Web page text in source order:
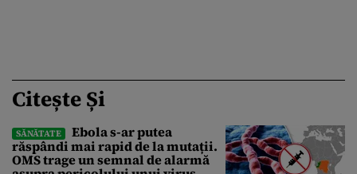
Citește Și
SĂNĂTATE
Ebola s-ar putea
răspândi mai rapid de la mutații.
OMS trage un semnal de alarmă